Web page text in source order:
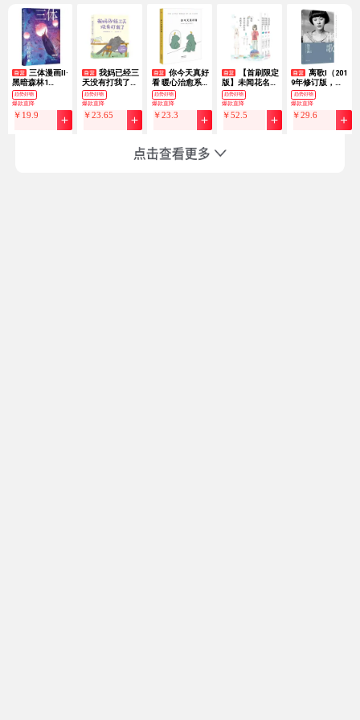
￥ 19 9
三体漫画II·
黑暗森林1
（《三体》第二
部官方漫画，真
正有国际影响力
的国漫）刘慈欣
趋势好物
爆款直降
￥23 65
我妈已经三
天没有打我了
（“央视新闻”长
文推荐！百万畅
销书作家老杨的
趋势好物
爆款直降
￥23 3
你今天真好
看 暖心治愈系
绘本减压漫画青
春卡通人物 一
见你就好心情
我可以咬一口吗
克里莫
趋势好物
爆款直降
￥52 .5
【首刷限定
版】未闻花名
我们仍未知道那
天所看见的花的
名字 未闻花名
漫画（三本套）
明信片！随书附
趋势好物
爆款直降
￥29 .6
离歌I（201
9年修订版，陈
意涵书模首秀，
再现万千读者珍
藏的青春记忆。
离别之歌轰轰烈
趋势好物
爆款直降